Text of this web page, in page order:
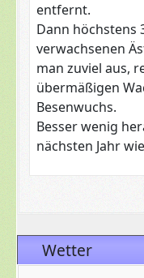
Wetter
entfernt.
Dann höchstens
verwachsenen
man zuviel aus,
übermäßigen
Besenwuchs.
Besser wenig
nächsten Jahr